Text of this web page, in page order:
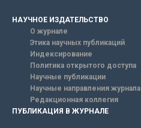
НАУЧНОЕ ИЗДАТЕЛЬСТВО
О журнале
Этика научных публикаций
Индексирование
Политика открытого доступа
Научные публикации
Научные направления журнала
Редакционная коллегия
ПУБЛИКАЦИЯ В ЖУРНАЛЕ